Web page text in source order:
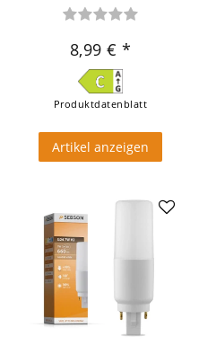
8,99 €
Produktdatenblatt
Artikel anzeigen